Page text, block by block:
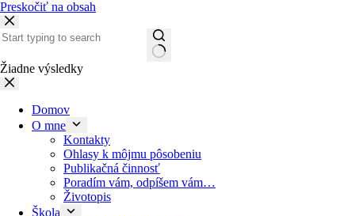
Preskočiť na obsah
Žiadne výsledky
Domov
O mne
Kontakty
Ohlasy k môjmu pôsobeniu
Publikačná činnosť
Poradím vám, odpíšem vám…
Životopis
Škola